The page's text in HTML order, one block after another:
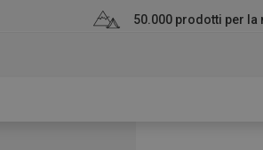
50.000 prodotti per la